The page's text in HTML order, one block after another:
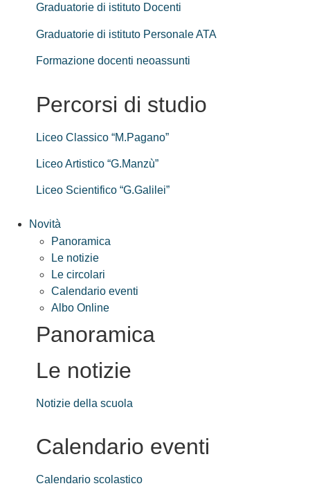
Graduatorie di istituto Docenti
Graduatorie di istituto Personale ATA
Formazione docenti neoassunti
Percorsi di studio
Liceo Classico “M.Pagano”
Liceo Artistico “G.Manzù”
Liceo Scientifico “G.Galilei”
Novità
Panoramica
Le notizie
Le circolari
Calendario eventi
Albo Online
Panoramica
Le notizie
Notizie della scuola
Calendario eventi
Calendario scolastico